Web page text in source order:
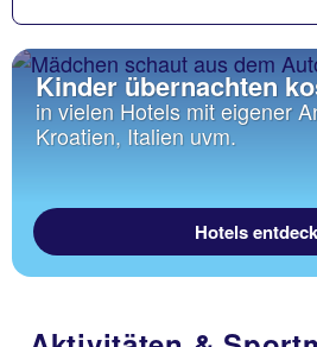
Kinder übernachten
in vielen Hotels mit eigener
Kroatien, Italien uvm.
Hotels